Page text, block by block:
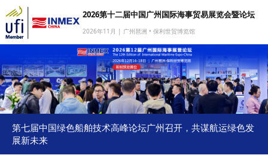
我要参展
我要参会
我要参观
商旅服务
2026第十二届中国广州国际海事贸易展览会暨论坛
2026年11月 | 广州琶洲 • 保利世贸博览馆
第七届中国绿色船舶技术高峰论坛广州召开，共谋航运绿色发
展新未来